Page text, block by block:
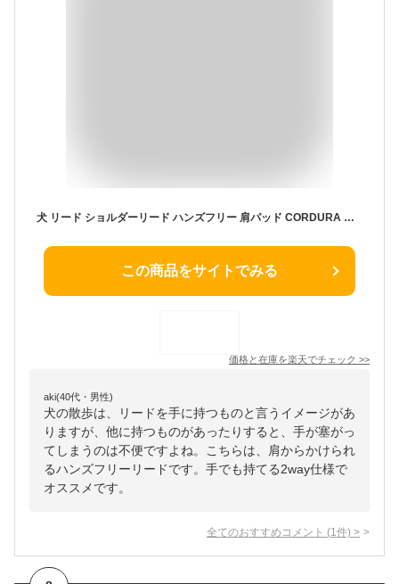
犬 リード ショルダーリード ハンズフリー 肩パッド CORDURA 高強度 撥水 防汚 軽量 迷子防止 首輪 ハーネス対応 サブハンドル 長さ調整 小型犬 中型犬 大型犬 すず工房 SUZUKOUBOUCORDURAショルダーリードセット【シングル/ダブル/セット単品】
この商品をサイトでみる
価格と在庫を楽天でチェック >>
aki(40代・男性)
犬の散歩は、リードを手に持つものと言うイメージがあ
りますが、他に持つものがあったりすると、手が塞がっ
てしまうのは不便ですよね。こちらは、肩からかけられ
るハンズフリーリードです。手でも持てる2way仕様で
オススメです。
全てのおすすめコメント (1 件) >